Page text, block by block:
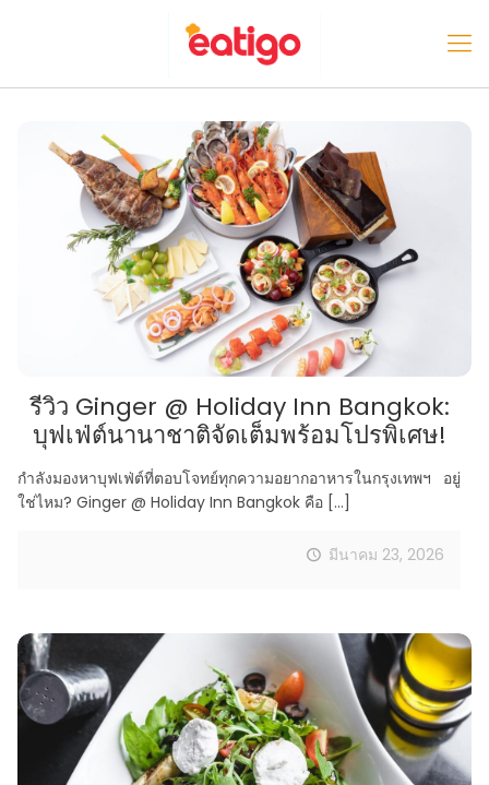
รีวิว Ginger @ Holiday Inn Bangkok:
บุฟเฟ่ต์นานาชาติจัดเต็มพร้อมโปรพิเศษ!
กำลังมองหาบุฟเฟ่ต์ที่ตอบโจทย์ทุกความอยากอาหารในกรุงเทพฯ อยู่
ใช่ไหม? Ginger @ Holiday Inn Bangkok คือ […]
มีนาคม 23, 2026